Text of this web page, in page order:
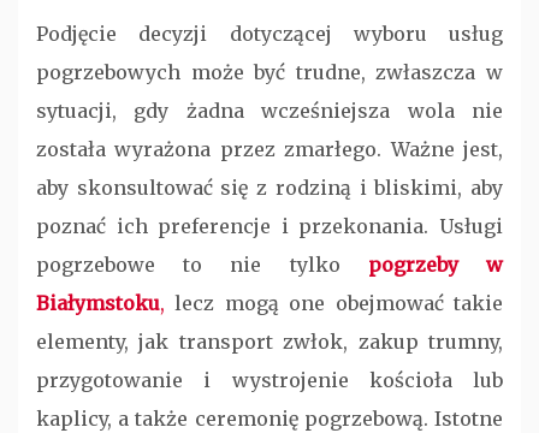
Podjęcie decyzji dotyczącej wyboru usług
pogrzebowych może być trudne, zwłaszcza w
sytuacji, gdy żadna wcześniejsza wola nie
została wyrażona przez zmarłego. Ważne jest,
aby skonsultować się z rodziną i bliskimi, aby
poznać ich preferencje i przekonania. Usługi
pogrzebowe to nie tylko pogrzeby w
Białymstoku, lecz mogą one obejmować takie
elementy, jak transport zwłok, zakup trumny,
przygotowanie i wystrojenie kościoła lub
kaplicy, a także ceremonię pogrzebową. Istotne